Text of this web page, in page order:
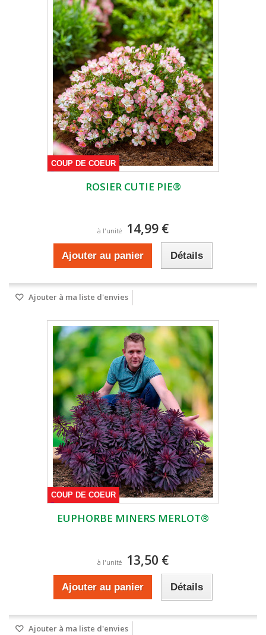
COUP DE COEUR
ROSIER CUTIE PIE®
à l'unité 14,99 €
Ajouter au panier Détails
Ajouter à ma liste d'envies
COUP DE COEUR
EUPHORBE MINERS MERLOT®
à l'unité 13,50 €
Ajouter au panier Détails
Ajouter à ma liste d'envies